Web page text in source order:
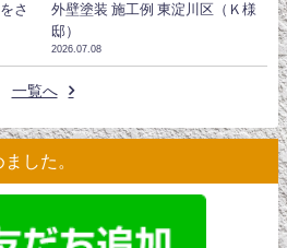
さ
外壁塗装 施工例 東淀川区（Ｋ様
邸）
2026.07.08
一覧へ
した。